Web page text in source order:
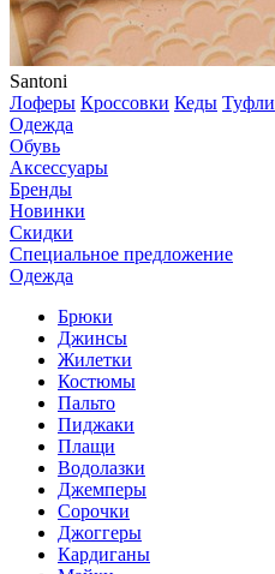
Santoni
Лоферы Кроссовки Кеды Туфли
Одежда
Обувь
Аксессуары
Бренды
Новинки
Скидки
Специальное предложение
Одежда
Брюки
Джинсы
Жилетки
Костюмы
Пальто
Пиджаки
Плащи
Водолазки
Джемперы
Сорочки
Джоггеры
Кардиганы